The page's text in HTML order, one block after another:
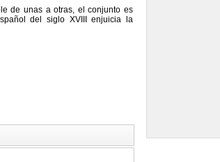
de unas a otras, el conjunto es
del siglo XVIII enjuicia la